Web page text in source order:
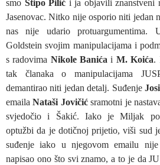
smo Stipo Pilić i ja objavili znanstveni
Jasenovac. Nitko nije osporio niti jedan
nas nije udario protuargumentima.
Goldstein svojim manipulacijama i
s radovima Nikole Banića i M. Koića.
tak članaka o manipulacijama
demantirao niti jedan detalj. Suđenje
emailaNataši Jovičićsramotni je
svjedočio i Šakić. Iako je Miljak
optužbi da je dotičnoj prijetio, viši sud
suđenje iako u njegovom emailu
napisao ono što svi znamo, a to je da